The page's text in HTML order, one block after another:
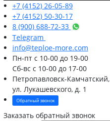
+7 (4152) 26-05-89
+7 (4152) 50-30-17
8 (900) 688-72-33
Telegram
info@teploe-more.com
Пн-птс 10-00 до 19-00
Сб-вс с 10-00 до 17-00
Петропавловск-Камчатский,
ул. Лукашевского, д. 1
Обратный звонок
Заказать обратный звонок